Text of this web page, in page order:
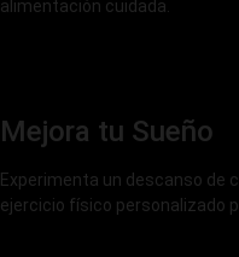
alimentación cuidada.
Mejora tu Sueño
Experimenta un descanso de
ejercicio físico personalizado